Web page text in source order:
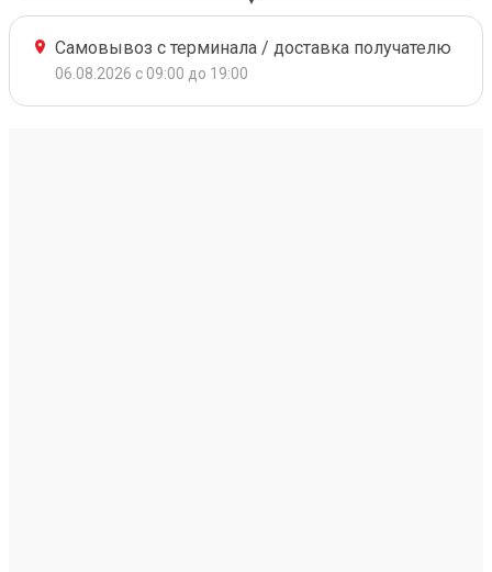
Самовывоз с терминала / доставка получателю
06.08.2026 с 09:00 до 19:00